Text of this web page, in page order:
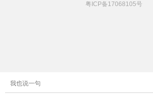
粤ICP备17068105号